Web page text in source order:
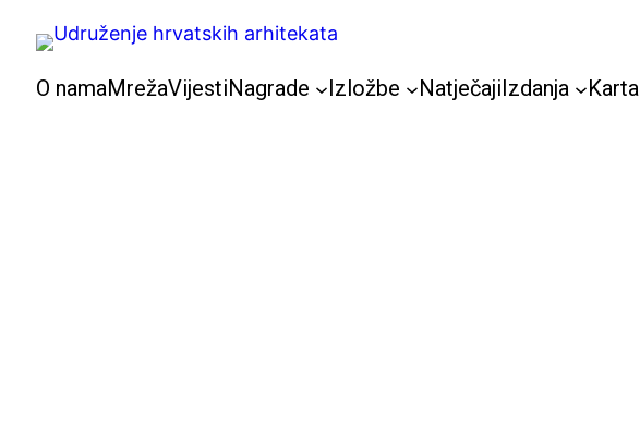
Skoči
sadržaja
O namaMrežaVijestiNagrade Izložbe NatječajiIzdanja Karta